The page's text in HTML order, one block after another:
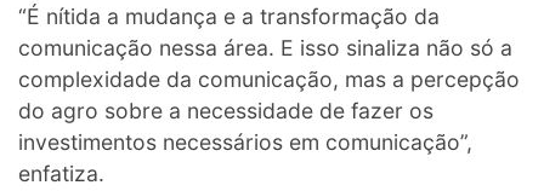
“É nítida a mudança e a transformação da
comunicação nessa área. E isso sinaliza não só a
complexidade da comunicação, mas a percepção
do agro sobre a necessidade de fazer os
investimentos necessários em comunicação”,
enfatiza.